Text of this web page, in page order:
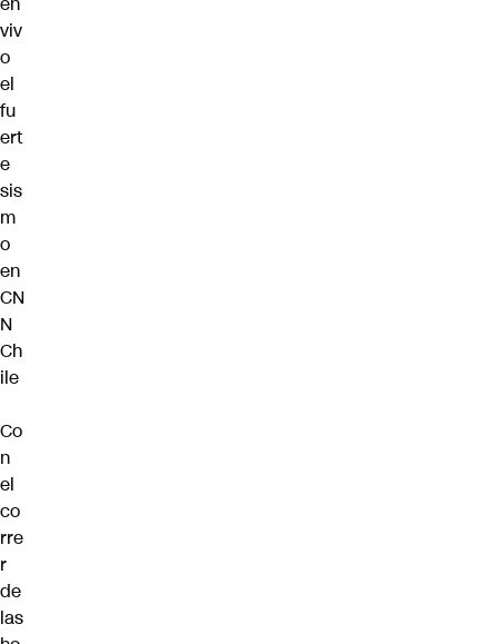
viv
o
el
fu
ert
e
sis
m
o
en
CN
N
Ch
ile
Co
n
el
co
rre
r
de
las